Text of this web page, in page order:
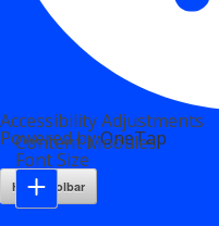
Accessibility Adjustments
Powered byOneTap
Hide Toolbar
Content Modules
Font Size